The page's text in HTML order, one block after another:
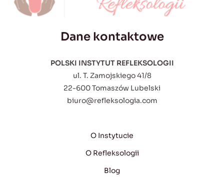
Dane kontaktowe
POLSKI INSTYTUT REFLEKSOLOGII
ul. T. Zamojskiego 41/8
22-600 Tomaszów Lubelski
biuro@refleksologia.com
O Instytucie
O Refleksologii
Blog